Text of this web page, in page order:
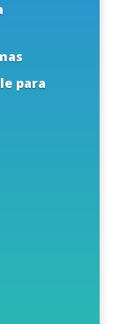
para